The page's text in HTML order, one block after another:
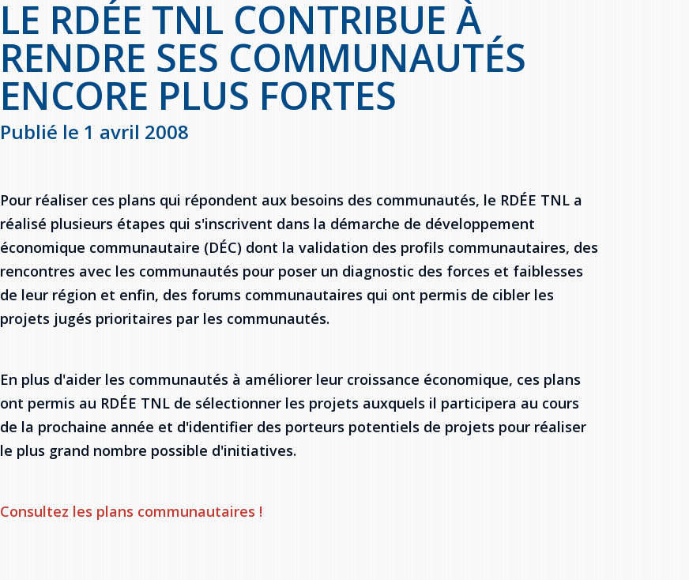
LE RDÉE TNL CONTRIBUE À
RENDRE SES COMMUNAUTÉS
ENCORE PLUS FORTES
Publié le 1 avril 2008
Pour réaliser ces plans qui répondent aux besoins des communautés, le RDÉE TNL a
réalisé plusieurs étapes qui s'inscrivent dans la démarche de développement
économique communautaire (DÉC) dont la validation des profils communautaires, des
rencontres avec les communautés pour poser un diagnostic des forces et faiblesses
de leur région et enfin, des forums communautaires qui ont permis de cibler les
projets jugés prioritaires par les communautés.
En plus d'aider les communautés à améliorer leur croissance économique, ces plans
ont permis au RDÉE TNL de sélectionner les projets auxquels il participera au cours
de la prochaine année et d'identifier des porteurs potentiels de projets pour réaliser
le plus grand nombre possible d'initiatives.
Consultez les plans communautaires !